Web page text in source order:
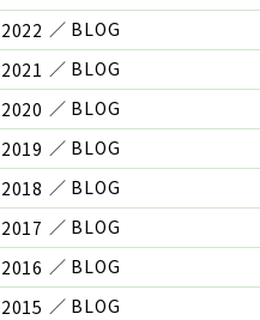
2022
2021
2020
2019
2018
2017
2016
2015